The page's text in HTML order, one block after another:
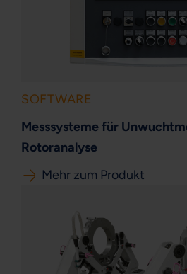
SOFTWARE
Messsysteme für
Rotoranalyse
Mehr zum Produkt